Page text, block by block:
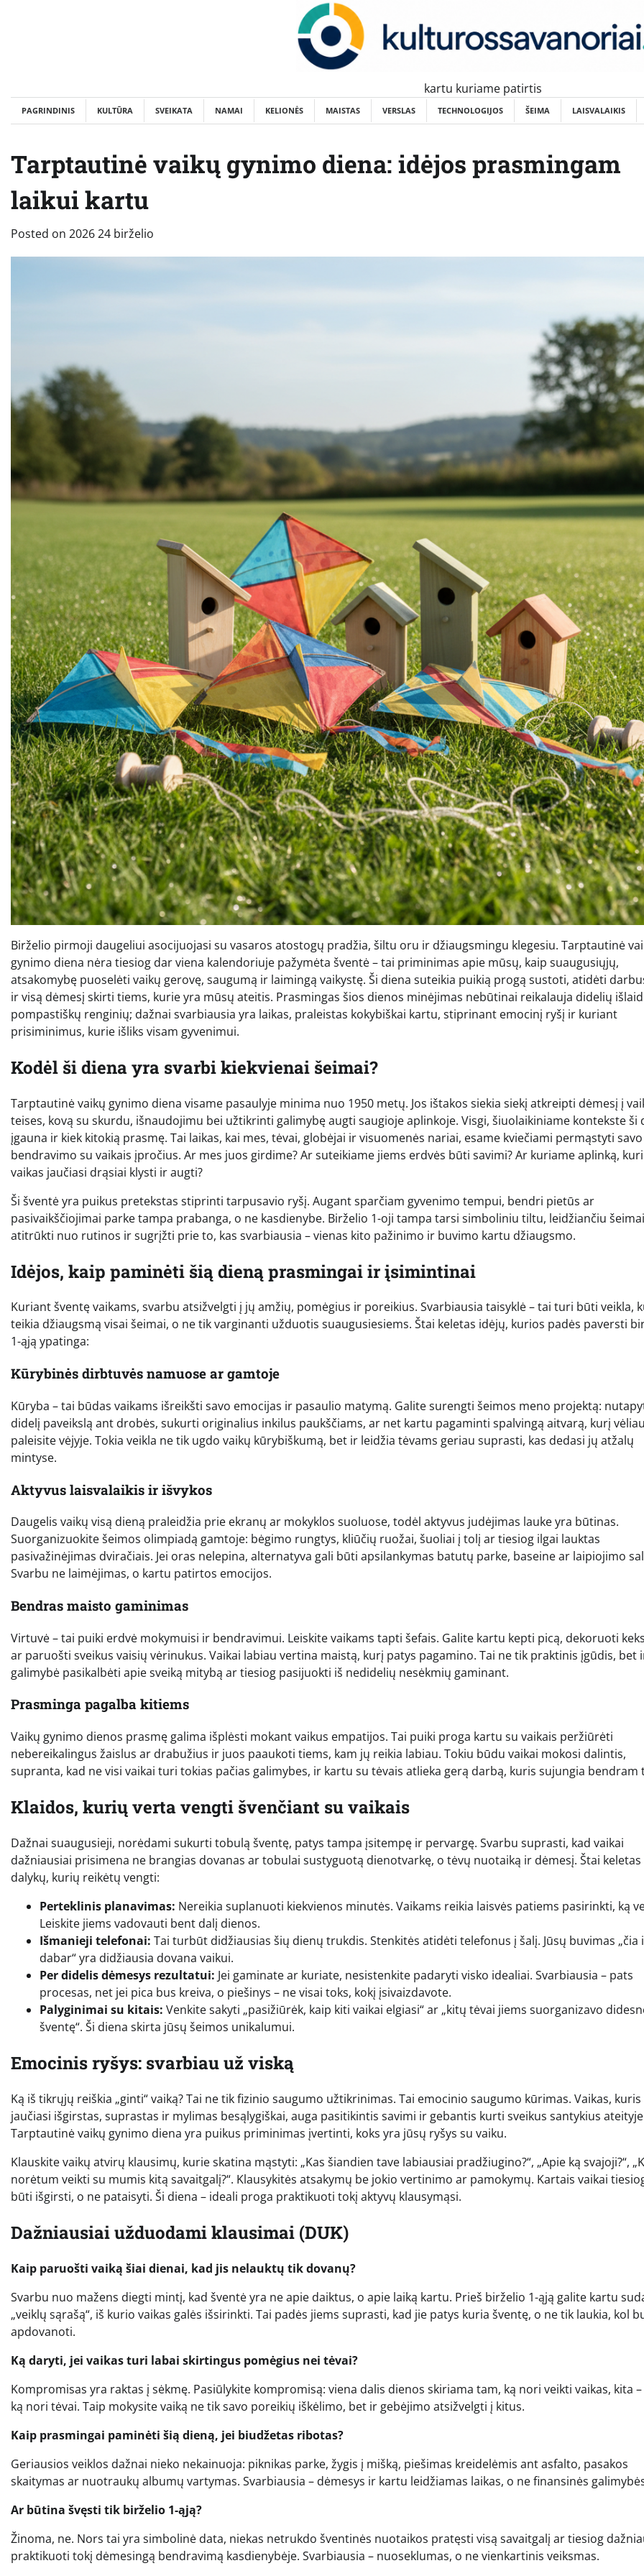
kartu kuriame patirtis
PAGRINDINIS KULTŪRA SVEIKATA NAMAI KELIONĖS MAISTAS VERSLAS TECHNOLOGIJOS ŠEIMA LAISVALAIKIS
Tarptautinė vaikų gynimo diena: idėjos prasmingam
laikui kartu
Posted on 2026 24 birželio
Birželio pirmoji daugeliui asocijuojasi su vasaros atostogų pradžia, šiltu oru ir džiaugsmingu klegesiu. Tarptautinė
gynimo diena nėra tiesiog dar viena kalendoriuje pažymėta šventė – tai priminimas apie mūsų, kaip suaugusiųjų,
atsakomybę puoselėti vaikų gerovę, saugumą ir laimingą vaikystę. Ši diena suteikia puikią progą sustoti, atidėti
ir visą dėmesį skirti tiems, kurie yra mūsų ateitis. Prasmingas šios dienos minėjimas nebūtinai reikalauja didelių
pompastiškų renginių; dažnai svarbiausia yra laikas, praleistas kokybiškai kartu, stiprinant emocinį ryšį ir kuriant
prisiminimus, kurie išliks visam gyvenimui.
Kodėl ši diena yra svarbi kiekvienai šeimai?
Tarptautinė vaikų gynimo diena visame pasaulyje minima nuo 1950 metų. Jos ištakos siekia siekį atkreipti dėmesį į
teises, kovą su skurdu, išnaudojimu bei užtikrinti galimybę augti saugioje aplinkoje. Visgi, šiuolaikiniame kontekste ši
įgauna ir kiek kitokią prasmę. Tai laikas, kai mes, tėvai, globėjai ir visuomenės nariai, esame kviečiami permąstyti savo
bendravimo su vaikais įpročius. Ar mes juos girdime? Ar suteikiame jiems erdvės būti savimi? Ar kuriame aplinką,
vaikas jaučiasi drąsiai klysti ir augti?
Ši šventė yra puikus pretekstas stiprinti tarpusavio ryšį. Augant sparčiam gyvenimo tempui, bendri pietūs ar
pasivaikščiojimai parke tampa prabanga, o ne kasdienybe. Birželio 1-oji tampa tarsi simboliniu tiltu, leidžiančiu šeimai
atitrūkti nuo rutinos ir sugrįžti prie to, kas svarbiausia – vienas kito pažinimo ir buvimo kartu džiaugsmo.
Idėjos, kaip paminėti šią dieną prasmingai ir įsimintinai
Kuriant šventę vaikams, svarbu atsižvelgti į jų amžių, pomėgius ir poreikius. Svarbiausia taisyklė – tai turi būti veikla,
teikia džiaugsmą visai šeimai, o ne tik varginanti užduotis suaugusiesiems. Štai keletas idėjų, kurios padės paversti
1-ąją ypatinga:
Kūrybinės dirbtuvės namuose ar gamtoje
Kūryba – tai būdas vaikams išreikšti savo emocijas ir pasaulio matymą. Galite surengti šeimos meno projektą:
didelį paveikslą ant drobės, sukurti originalius inkilus paukščiams, ar net kartu pagaminti spalvingą aitvarą, kurį
paleisite vėjyje. Tokia veikla ne tik ugdo vaikų kūrybiškumą, bet ir leidžia tėvams geriau suprasti, kas dedasi jų atžalų
mintyse.
Aktyvus laisvalaikis ir išvykos
Daugelis vaikų visą dieną praleidžia prie ekranų ar mokyklos suoluose, todėl aktyvus judėjimas lauke yra būtinas.
Suorganizuokite šeimos olimpiadą gamtoje: bėgimo rungtys, kliūčių ruožai, šuoliai į tolį ar tiesiog ilgai lauktas
pasivažinėjimas dviračiais. Jei oras nelepina, alternatyva gali būti apsilankymas batutų parke, baseine ar laipiojimo
Svarbu ne laimėjimas, o kartu patirtos emocijos.
Bendras maisto gaminimas
Virtuvė – tai puiki erdvė mokymuisi ir bendravimui. Leiskite vaikams tapti šefais. Galite kartu kepti picą, dekoruoti
ar paruošti sveikus vaisių vėrinukus. Vaikai labiau vertina maistą, kurį patys pagamino. Tai ne tik praktinis įgūdis, bet
galimybė pasikalbėti apie sveiką mitybą ar tiesiog pasijuokti iš nedidelių nesėkmių gaminant.
Prasminga pagalba kitiems
Vaikų gynimo dienos prasmę galima išplėsti mokant vaikus empatijos. Tai puiki proga kartu su vaikais peržiūrėti
nebereikalingus žaislus ar drabužius ir juos paaukoti tiems, kam jų reikia labiau. Tokiu būdu vaikai mokosi dalintis,
supranta, kad ne visi vaikai turi tokias pačias galimybes, ir kartu su tėvais atlieka gerą darbą, kuris sujungia bendram
Klaidos, kurių verta vengti švenčiant su vaikais
Dažnai suaugusieji, norėdami sukurti tobulą šventę, patys tampa įsitempę ir pervargę. Svarbu suprasti, kad vaikai
dažniausiai prisimena ne brangias dovanas ar tobulai sustyguotą dienotvarkę, o tėvų nuotaiką ir dėmesį. Štai keletas
dalykų, kurių reikėtų vengti:
Perteklinis planavimas: Nereikia suplanuoti kiekvienos minutės. Vaikams reikia laisvės patiems pasirinkti, ką
Leiskite jiems vadovauti bent dalį dienos.
Išmanieji telefonai: Tai turbūt didžiausias šių dienų trukdis. Stenkitės atidėti telefonus į šalį. Jūsų buvimas „čia
dabar“ yra didžiausia dovana vaikui.
Per didelis dėmesys rezultatui: Jei gaminate ar kuriate, nesistenkite padaryti visko idealiai. Svarbiausia – pats
procesas, net jei pica bus kreiva, o piešinys – ne visai toks, kokį įsivaizdavote.
Palyginimai su kitais: Venkite sakyti „pasižiūrėk, kaip kiti vaikai elgiasi“ ar „kitų tėvai jiems suorganizavo
šventę“. Ši diena skirta jūsų šeimos unikalumui.
Emocinis ryšys: svarbiau už viską
Ką iš tikrųjų reiškia „ginti“ vaiką? Tai ne tik fizinio saugumo užtikrinimas. Tai emocinio saugumo kūrimas. Vaikas, kuris
jaučiasi išgirstas, suprastas ir mylimas besąlygiškai, auga pasitikintis savimi ir gebantis kurti sveikus santykius
Tarptautinė vaikų gynimo diena yra puikus priminimas įvertinti, koks yra jūsų ryšys su vaiku.
Klauskite vaikų atvirų klausimų, kurie skatina mąstyti: „Kas šiandien tave labiausiai pradžiugino?“, „Apie ką svajoji?“,
norėtum veikti su mumis kitą savaitgalį?“. Klausykitės atsakymų be jokio vertinimo ar pamokymų. Kartais vaikai
būti išgirsti, o ne pataisyti. Ši diena – ideali proga praktikuoti tokį aktyvų klausymąsi.
Dažniausiai užduodami klausimai (DUK)
Kaip paruošti vaiką šiai dienai, kad jis nelauktų tik dovanų?
Svarbu nuo mažens diegti mintį, kad šventė yra ne apie daiktus, o apie laiką kartu. Prieš birželio 1-ąją galite kartu
„veiklų sąrašą“, iš kurio vaikas galės išsirinkti. Tai padės jiems suprasti, kad jie patys kuria šventę, o ne tik laukia, kol
apdovanoti.
Ką daryti, jei vaikas turi labai skirtingus pomėgius nei tėvai?
Kompromisas yra raktas į sėkmę. Pasiūlykite kompromisą: viena dalis dienos skiriama tam, ką nori veikti vaikas, kita
ką nori tėvai. Taip mokysite vaiką ne tik savo poreikių iškėlimo, bet ir gebėjimo atsižvelgti į kitus.
Kaip prasmingai paminėti šią dieną, jei biudžetas ribotas?
Geriausios veiklos dažnai nieko nekainuoja: piknikas parke, žygis į mišką, piešimas kreidelėmis ant asfalto, pasakos
skaitymas ar nuotraukų albumų vartymas. Svarbiausia – dėmesys ir kartu leidžiamas laikas, o ne finansinės
Ar būtina švęsti tik birželio 1-ąją?
Žinoma, ne. Nors tai yra simbolinė data, niekas netrukdo šventinės nuotaikos pratęsti visą savaitgalį ar tiesiog
praktikuoti tokį dėmesingą bendravimą kasdienybėje. Svarbiausia – nuoseklumas, o ne vienkartinis veiksmas.